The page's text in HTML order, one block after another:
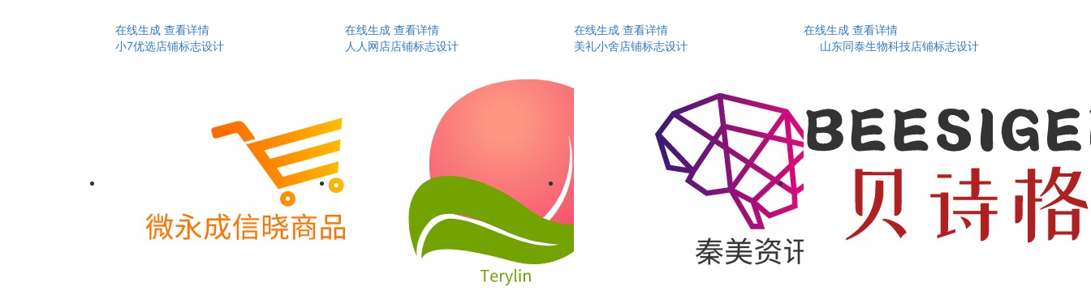
在线生成 查看详情
小7优选店铺标志设计
在线生成 查看详情
人人网店店铺标志设计
在线生成 查看详情
美礼小舍店铺标志设计
在线生成 查看详情
山东同泰生物科技店铺标志设计